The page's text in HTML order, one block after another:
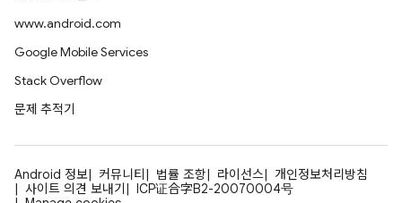
www.android.com
Google Mobile Services
Stack Overflow
문제 추적기
Android 정보 커뮤니티 법률 조항 라이선스
개인정보처리방침
사이트 의견 보내기
ICP证合字B2-20070004号